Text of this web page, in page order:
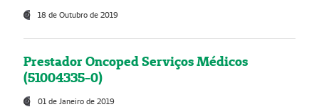
18 de Outubro de 2019
Prestador Oncoped Serviços Médicos
(51004335-0)
01 de Janeiro de 2019